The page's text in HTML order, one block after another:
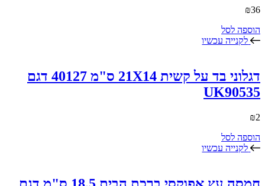
₪36
הוספה לסל
לקנייה עכשיו
דגלוני בד על קשית 21X14 ס"מ 40127 דגם
UK90535
₪2
הוספה לסל
לקנייה עכשיו